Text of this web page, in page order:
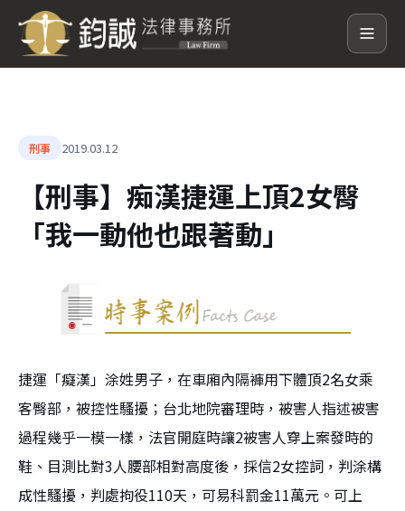
刑事 2019.03.12
【刑事】痴漢捷運上頂2女臀
「我一動他也跟著動」
捷運「癡漢」涂姓男子，在車廂內隔褲用下體頂2名女乘
客臀部，被控性騷擾；台北地院審理時，被害人指述被害
過程幾乎一模一樣，法官開庭時讓2被害人穿上案發時的
鞋、目測比對3人腰部相對高度後，採信2女控詞，判涂構
成性騷擾，判處拘役110天，可易科罰金11萬元。可上